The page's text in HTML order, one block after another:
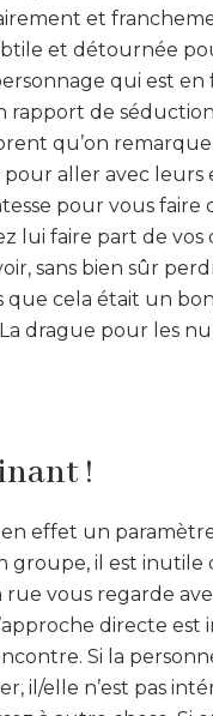
et
et détournée
qui est en
rapport de
qu’on
aller avec leurs
pour vous faire
lui faire part de vos
sans bien sûr
que cela était un
drague pour les
!
en effet un
il est inutile
vous regarde
directe est
Si la
il/elle n’est pas